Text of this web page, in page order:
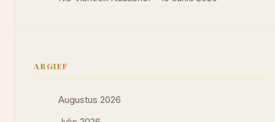
ARGIEF
Augustus 2026